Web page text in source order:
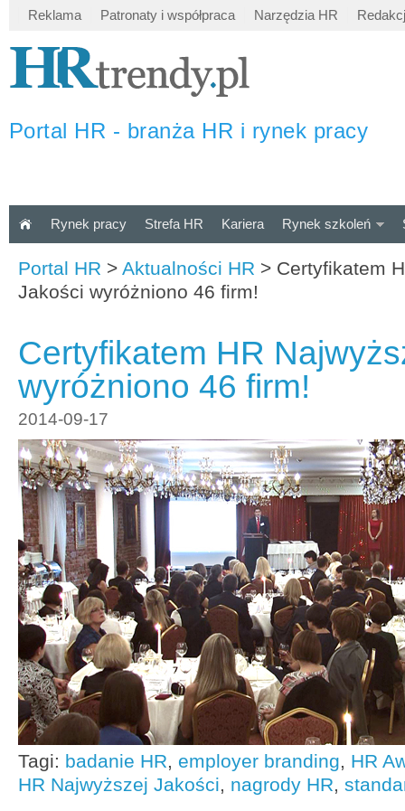
Reklama Patronaty i współpraca Narzędzia HR
Portal HR - branża HR i rynek pracy
Rynek pracy Strefa HR Kariera Rynek szkoleń
Portal HR > Aktualności HR > Certyfikatem
Jakości wyróżniono 46 firm!
Certyfikatem HR
wyróżniono 46 firm!
2014-09-17
Tagi: badanie HR, employer branding, HR
HR Najwyższej Jakości, nagrody HR,